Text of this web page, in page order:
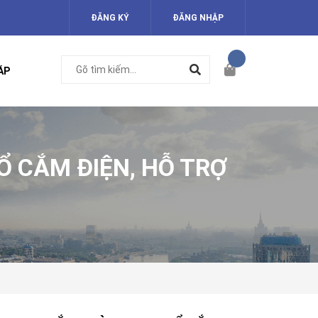
ĐĂNG KÝ ĐĂNG NHẬP
CẮM ĐIỆN, HỖ TRỢ